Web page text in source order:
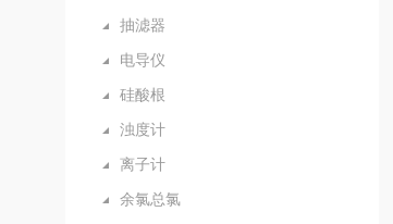
抽滤器
电导仪
硅酸根
浊度计
离子计
余氯总氯